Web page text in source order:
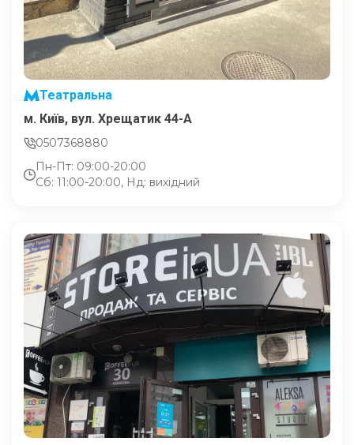
Театральна
м. Київ, вул. Хрещатик 44-A
0507368880
Пн-Пт: 09:00-20:00
Сб: 11:00-20:00, Нд: вихідний